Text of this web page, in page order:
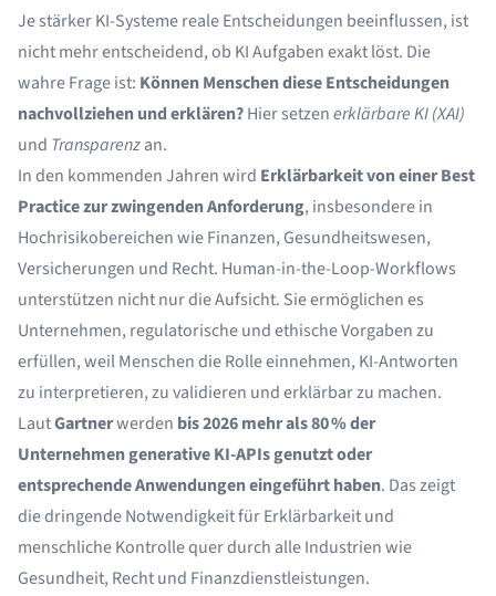
Je stärker KI-Systeme reale Entscheidungen beeinflussen, ist
nicht mehr entscheidend, ob KI Aufgaben exakt löst. Die
wahre Frage ist: Können Menschen diese Entscheidungen
nachvollziehen und erklären?Hier setzenerklärbare KI (XAI)
und Transparenzan.
In den kommenden Jahren wird Erklärbarkeit von einer Best
Practice zur zwingenden Anforderung, insbesondere in
Hochrisikobereichen wie Finanzen, Gesundheitswesen,
Versicherungen und Recht. Human-in-the-Loop-Workflows
unterstützen nicht nur die Aufsicht. Sie ermöglichen es
Unternehmen, regulatorische und ethische Vorgaben zu
erfüllen, weil Menschen die Rolle einnehmen, KI-Antworten
zu interpretieren, zu validieren und erklärbar zu machen.
LautGartnerwerden bis 2026 mehr als 80 % der
Unternehmen generative KI-APIs genutzt oder
entsprechende Anwendungen eingeführt haben. Das zeigt
die dringende Notwendigkeit für Erklärbarkeit und
menschliche Kontrolle quer durch alle Industrien wie
Gesundheit, Recht und Finanzdienstleistungen.